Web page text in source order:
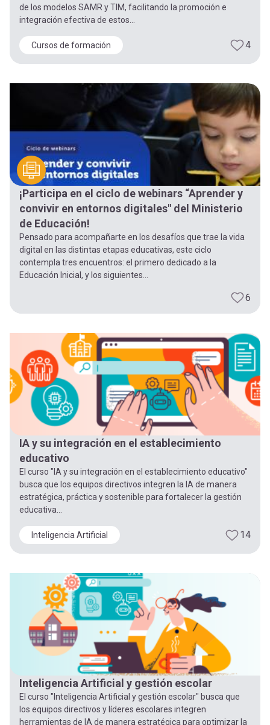
de los modelos SAMR y TIM, facilitando la promoción e
integración efectiva de estos...
Cursos de formación 4
¡Participa en el ciclo de webinars “Aprender y
convivir en entornos digitales" del Ministerio
de Educación!
Pensado para acompañarte en los desafíos que trae la vida
digital en las distintas etapas educativas, este ciclo
contempla tres encuentros: el primero dedicado a la
Educación Inicial, y los siguientes...
6
IA y su integración en el establecimiento
educativo
El curso "IA y su integración en el establecimiento educativo"
busca que los equipos directivos integren la IA de manera
estratégica, práctica y sostenible para fortalecer la gestión
educativa...
Inteligencia Artificial 14
Inteligencia Artificial y gestión escolar
El curso "Inteligencia Artificial y gestión escolar" busca que
los equipos directivos y líderes escolares integren
herramientas de IA de manera estratégica para optimizar la